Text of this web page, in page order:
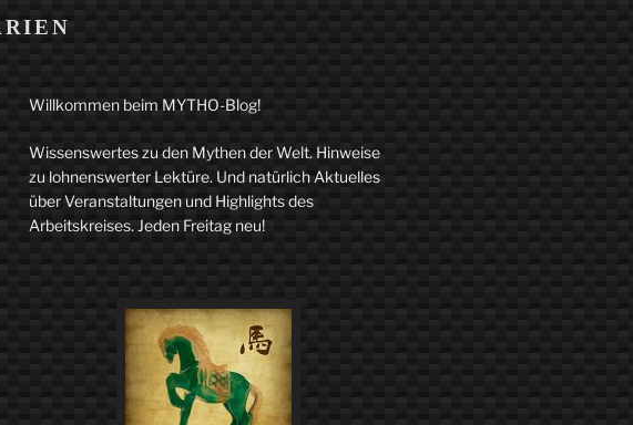
Willkommen beim MYTHO-Blog!
Wissenswertes zu den Mythen der Welt. Hinweise
zu lohnenswerter Lektüre. Und natürlich Aktuelles
über Veranstaltungen und Highlights des
Arbeitskreises. Jeden Freitag neu!